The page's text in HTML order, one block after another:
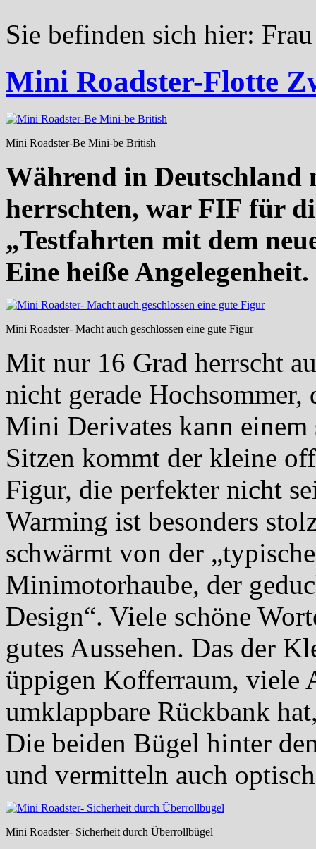
Sie befinden sich hier:
Mini Roadster-Flotte
Mini Roadster-Be Mini-be British
Während in Deutschland
herrschten, war FIF für
„Testfahrten mit dem
Eine heiße Angelegenheit.
Mini Roadster- Macht auch geschlossen eine gute Figur
Mit nur 16 Grad herrscht
nicht gerade Hochsommer,
Mini Derivates kann
Sitzen kommt der kleine
Figur, die perfekter nicht
Warming ist besonders
schwärmt von der
Minimotorhaube, der
Design“. Viele schöne
gutes Aussehen. Das der
üppigen Kofferraum, viele
umklappbare Rückbank
Die beiden Bügel hinter
und vermitteln auch
Mini Roadster- Sicherheit durch Überrollbügel